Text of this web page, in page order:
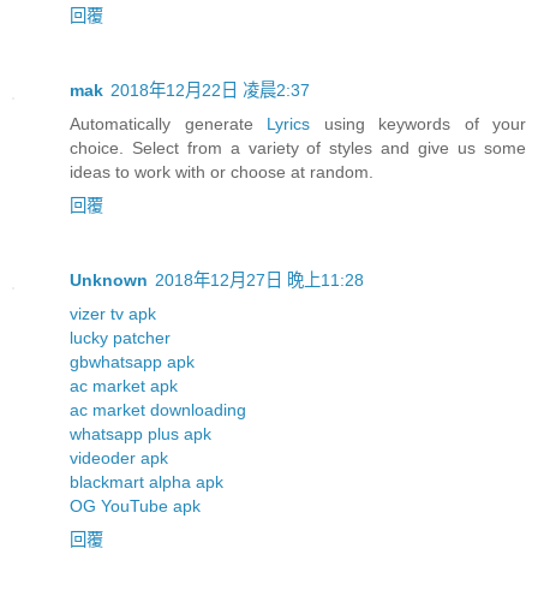
回覆
mak 2018年12月22日 凌晨2:37
Automatically generate Lyrics using keywords of your
choice. Select from a variety of styles and give us some
ideas to work with or choose at random.
回覆
Unknown 2018年12月27日 晚上11:28
vizer tv apk
lucky patcher
gbwhatsapp apk
ac market apk
ac market downloading
whatsapp plus apk
videoder apk
blackmart alpha apk
OG YouTube apk
回覆